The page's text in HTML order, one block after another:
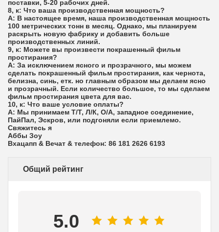
поставки, 5-20 рабочих дней.
8, к: Что ваша производственная мощность?
А: В настоящее время, наша производственная мощность
100 метрических тонн в месяц. Однако, мы планируем
раскрыть новую фабрику и добавить больше
производственных линий.
9, к: Можете вы произвести покрашенный фильм
простирания?
А: За исключением ясного и прозрачного, мы можем
сделать покрашенный фильм простирания, как чернота,
белизна, синь, етк. но главным образом мы делаем ясно
и прозрачный. Если количество большое, то мы сделаем
фильм простирания цвета для вас.
10, к: Что ваше условие оплаты?
А: Мы принимаем Т/Т, Л/К, О/А, западное соединение,
ПайПал, Эскров, или подгоняли если приемлемо.
Свяжитесь я
Аббы Зоу
Вхацапп & Вечат & телефон: 86 181 2626 6193
Общий рейтинг
5.0